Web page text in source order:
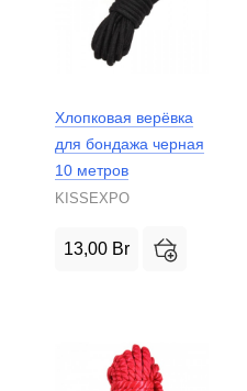
Хлопковая верёвка
для бондажа черная
10 метров
KISSEXPO
13,00 Br